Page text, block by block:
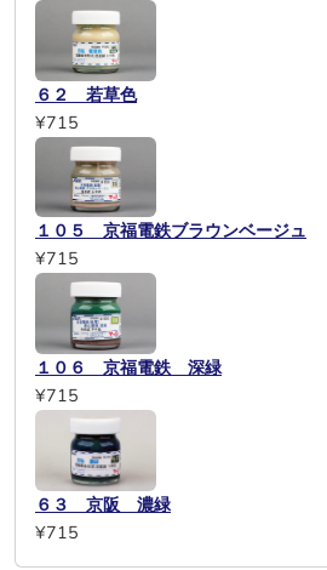
６２ 若草色
¥715
１０５ 京福電鉄ブラウンベージュ
¥715
１０６ 京福電鉄 深緑
¥715
６３ 京阪 濃緑
¥715